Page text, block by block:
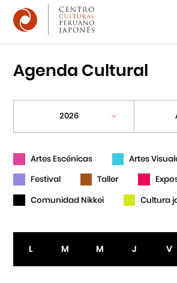
Difusión Cultural
Noticias
Premio Watanabe 2025
Contáctanos
Centro Cultural Peruano
Agenda Cultural
2026
Artes Escénicas
Artes
Festival
Taller
Comunidad Nikkei
Cultura
L M M J V